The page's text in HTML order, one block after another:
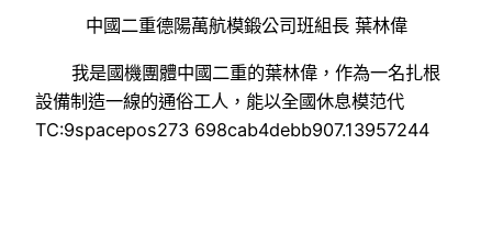
中國二重德陽萬航模鍛公司班組長 葉林偉
我是國機團體中國二重的葉林偉，作為一名扎根
設備制造一線的通俗工人，能以全國休息模范代
TC:9spacepos273 698cab4debb907.13957244